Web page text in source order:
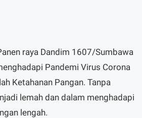
raya Dandim 1607/Sumbawa
Pandemi Virus Corona
Ketahanan Pangan. Tanpa
lemah dan dalam menghadapi
lengah.